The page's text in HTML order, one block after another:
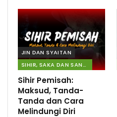
JIN DAN SYAITAN
SIHIR, SAKA DAN SANTAU
Sihir Pemisah:
Maksud, Tanda-
Tanda dan Cara
Melindungi Diri